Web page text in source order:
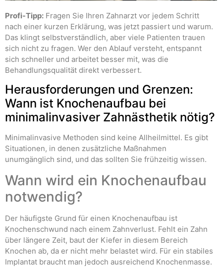
Profi-Tipp: Fragen Sie Ihren Zahnarzt vor jedem Schritt
nach einer kurzen Erklärung, was jetzt passiert und warum.
Das klingt selbstverständlich, aber viele Patienten trauen
sich nicht zu fragen. Wer den Ablauf versteht, entspannt
sich schneller und arbeitet besser mit, was die
Behandlungsqualität direkt verbessert.
Herausforderungen und Grenzen:
Wann ist Knochenaufbau bei
minimalinvasiver Zahnästhetik nötig?
Minimalinvasive Methoden sind keine Allheilmittel. Es gibt
Situationen, in denen zusätzliche Maßnahmen
unumgänglich sind, und das sollten Sie frühzeitig wissen.
Wann wird ein Knochenaufbau
notwendig?
Der häufigste Grund für einen Knochenaufbau ist
Knochenschwund nach einem Zahnverlust. Fehlt ein Zahn
über längere Zeit, baut der Kiefer in diesem Bereich
Knochen ab, da er nicht mehr belastet wird. Für ein stabiles
Implantat braucht man jedoch ausreichend Knochenmasse.